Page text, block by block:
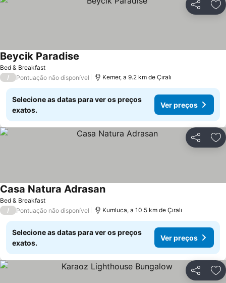
Partilhar
Bed & Breakfast
Beycik Paradise
/ Pontuação não disponível Kemer, a 9.2 km de Çıralı
Selecione as datas para ver os preços
exatos.
Ver preços
Partilhar
Bed & Breakfast
Casa Natura AdrasanVer preços
/ Pontuação não disponível Kumluca, a 10.5 km de Çıralı
Selecione as datas para ver os preços
exatos.
Ver preços
Partilhar